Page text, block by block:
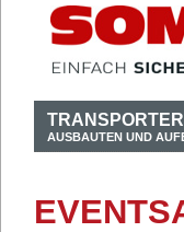
TRANSPORTER
AUSBAUTEN UND